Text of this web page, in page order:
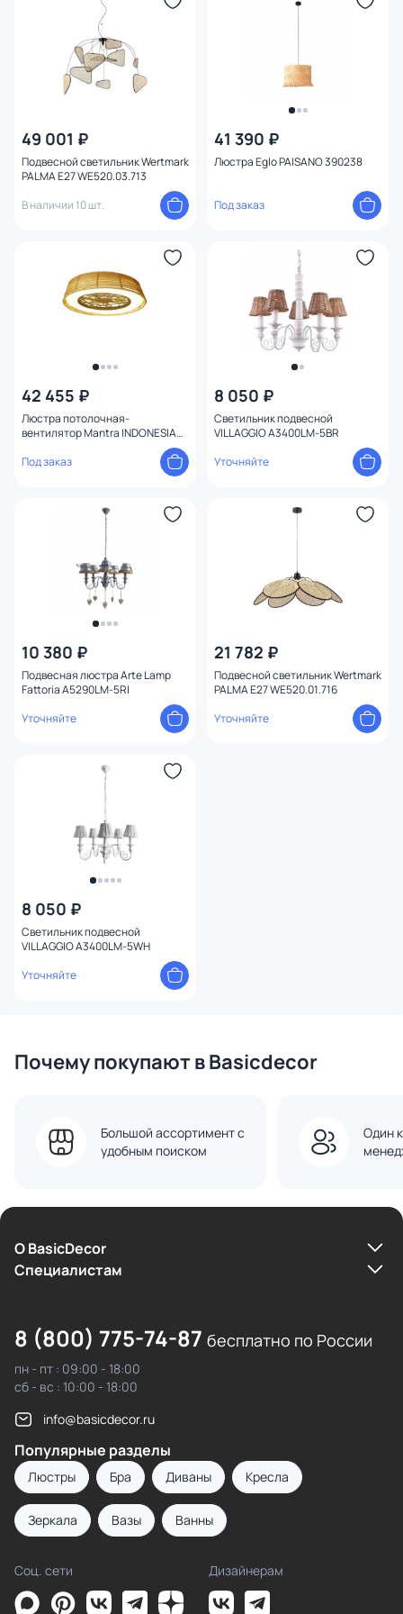
49 001 ₽
Подвесной светильник Wertmark
PALMA E27 WE520.03.713
В наличии 10 шт.
41 390 ₽
Люстра Eglo PAISANO 390238
Под заказ
42 455 ₽
Люстра потолочная-
вентилятор Mantra INDONESIA
(теплый,белый,холодный) 55W
Под заказ
8 050 ₽
Светильник подвесной
VILLAGGIO A3400LM-5BR
Уточняйте
10 380 ₽
Подвесная люстра Arte Lamp
Fattoria A5290LM-5RI
Уточняйте
21 782 ₽
Подвесной светильник Wertmark
PALMA E27 WE520.01.716
Уточняйте
8 050 ₽
Светильник подвесной
VILLAGGIO A3400LM-5WH
Уточняйте
Почему покупают в Basicdecor
Большой ассортимент с
удобным поиском
Один
О BasicDecor
Cпециалистам
8 (800) 775-74-87 бесплатно по России
пн - пт : 09:00 - 18:00
сб - вс : 10:00 - 18:00
info@basicdecor.ru
Популярные разделы
Люстры Бра Диваны Кресла
Зеркала Вазы Ванны
Соц. сети Дизайнерам
Ширина (мм)
Длина (мм)
Количество ламп
Цвет свечения
плафон 4
Оформление
Конструкция
Мощность ламп